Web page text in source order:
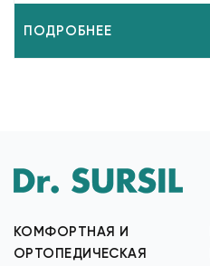
ПОДРОБНЕЕ
КОМФОРТНАЯ И
ОРТОПЕДИЧЕСКАЯ